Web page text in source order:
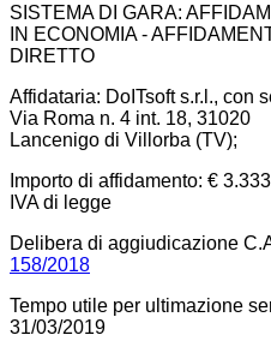
SISTEMA DI GARA:
IN ECONOMIA -
DIRETTO
Affidataria: DoITsoft s.r.l., con
Via Roma n. 4 int. 18, 31020
Lancenigo di Villorba (TV);
Importo di affidamento: €
IVA di legge
Delibera di aggiudicazione
158/2018
Tempo utile per ultimazione
31/03/2019